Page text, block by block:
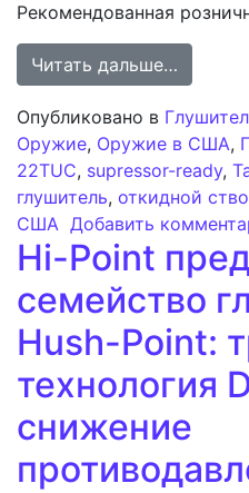
Рекомендованная
Читать дальше…
Опубликовано в
Оружие, Оружие в США,
22TUC, supressor-ready,
глушитель, откидной
США Добавить
Hi-Point
семейство
Hush-Point:
технология
снижение